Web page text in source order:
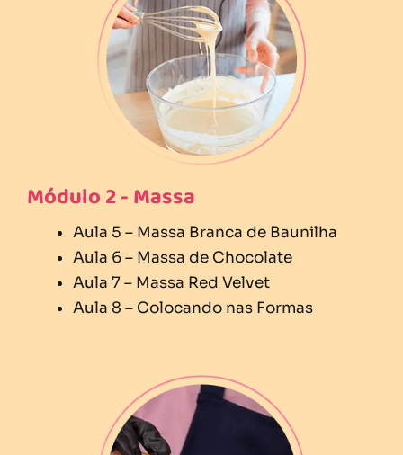
Módulo 2 - Massa
Aula 5 – Massa Branca de Baunilha
Aula 6 – Massa de Chocolate
Aula 7 – Massa Red Velvet
Aula 8 – Colocando nas Formas